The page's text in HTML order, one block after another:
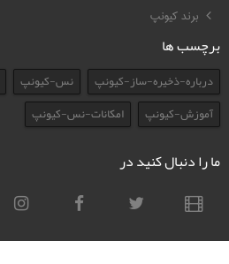
برند کیونپ
برچسب ها
درباره-ذخیره-ساز-کیونپ نس-کیونپ
آموزش-کیونپ
امکانات-نس-کیونپ
ما را دنبال کنید در